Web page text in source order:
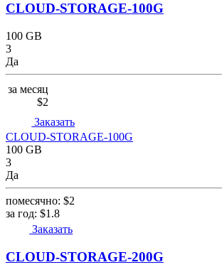
CLOUD-STORAGE-100G
100 GB
3
Да
за месяц
$2
Заказать
CLOUD-STORAGE-100G
100 GB
3
Да
помесячно: $2
за год: $1.8
Заказать
CLOUD-STORAGE-200G